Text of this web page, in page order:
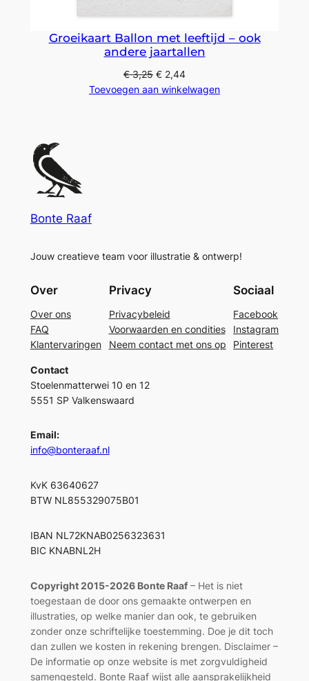
Groeikaart Ballon met leeftijd – ook
andere jaartallen
€3,25 € 2,44
Toevoegen aan winkelwagen
Bonte Raaf
Jouw creatieve team voor illustratie & ontwerp!
Over
Over ons
FAQ
Klantervaringen
Privacy
Privacybeleid
Voorwaarden en condities
Neem contact met ons op
Sociaal
Facebook
Instagram
Pinterest
Contact
Stoelenmatterwei 10 en 12
5551 SP Valkenswaard
Email:
info@bonteraaf.nl
KvK 63640627
BTW NL855329075B01
IBAN NL72KNAB0256323631
BIC KNABNL2H
Copyright 2015-2026 Bonte Raaf– Het is niet
toegestaan de door ons gemaakte ontwerpen en
illustraties, op welke manier dan ook, te gebruiken
zonder onze schriftelijke toestemming. Doe je dit toch
dan zullen we kosten in rekening brengen. Disclaimer –
De informatie op onze website is met zorgvuldigheid
samengesteld. Bonte Raaf wijst alle aansprakelijkheid